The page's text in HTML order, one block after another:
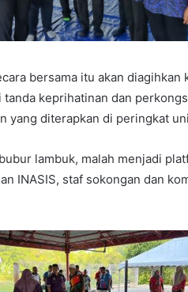
bersama itu akan diagihkan
tanda keprihatinan dan
yang diterapkan di peringkat
lambuk, malah menjadi
INASIS, staf sokongan dan